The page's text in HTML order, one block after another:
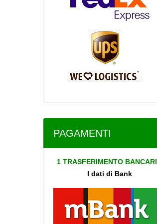
PAGAMENTI
1 TRASFERIMENTO
I dati di Bank